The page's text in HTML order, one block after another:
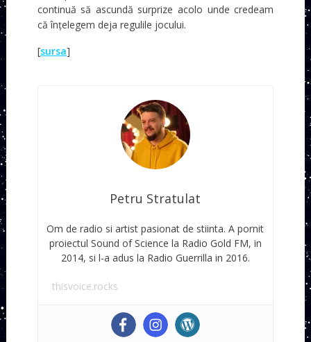
continuă să ascundă surprize acolo unde credeam
că înțelegem deja regulile jocului.
[sursa]
Petru Stratulat
Om de radio si artist pasionat de stiinta. A pornit
proiectul Sound of Science la Radio Gold FM, in
2014, si l-a adus la Radio Guerrilla in 2016.
thisvoice.rocks